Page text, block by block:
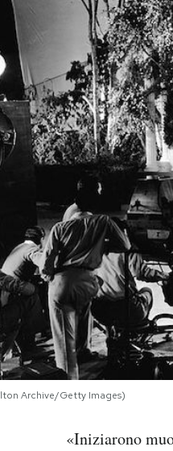
Europa
Altrecose
Mondiali calcio 2026
Archive/Getty Images)
«Iniziarono